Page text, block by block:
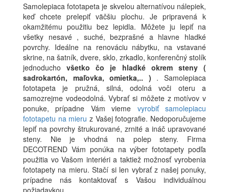
Samolepiaca fototapeta je skvelou alternatívou nálepiek,
keď chcete prelepiť väčšiu plochu. Je pripravená k
okamžitému použitiu bez lepidla. Môžete ju lepiť na
všetky nesavé , suché, bezprašné a hlavne hladké
povrchy. Ideálne na renováciu nábytku, na vstavané
skrine, na šatník, dvere, sklo, zrkadlo, konferenčný stolík
jednoduchovšetko čo je hladké okrem steny (
sadrokartón, maľovka, omietka,.. ) . Samolepiaca
fototapeta je pružná, silná, odolná voči oteru a
samozrejme vodeodolná. Vybrať si môžete z motívov v
ponuke, prípadne Vám vieme vyrobiť samolepiacu
fototapetu na mieru z Vašej fotografie. Nedoporučujeme
lepiť na povrchy štrukurované, zrnité a ináč upravované
steny. Nie je vhodná na polep steny. Firma
DECOTREND Vám ponúka na výber fototapety podľa
použitia vo Vašom interiéri a taktiež možnosť vyrobenia
fototapety na mieru. Stačí si len vybrať z našej ponuky,
prípadne nás kontaktovať s Vašou individuálnou
požiadavkou.